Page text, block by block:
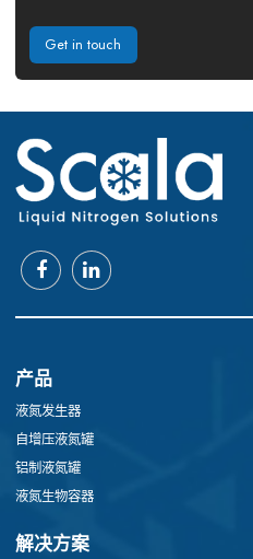
Get in touch
产品
液氮发生器
自增压液氮罐
铝制液氮罐
液氮生物容器
解决方案